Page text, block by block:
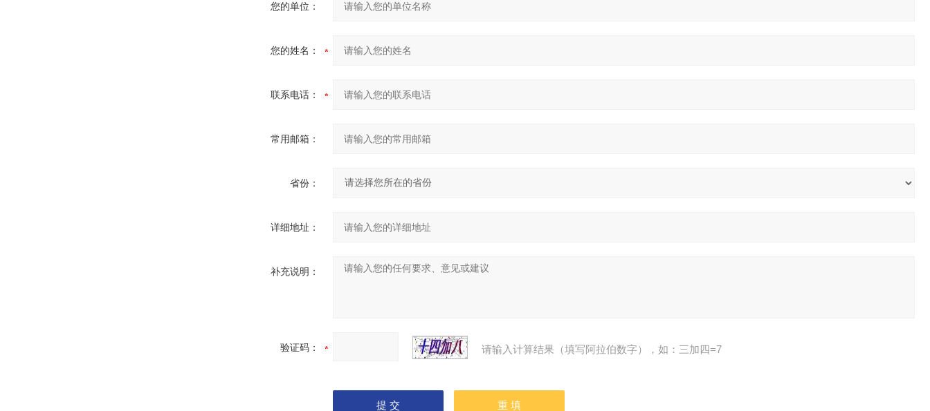
您的单位：
您的姓名：
联系电话：
常用邮箱：
省份：
详细地址：
补充说明：
验证码： 请输入计算结果（填写阿拉伯数字），如：三加四=7